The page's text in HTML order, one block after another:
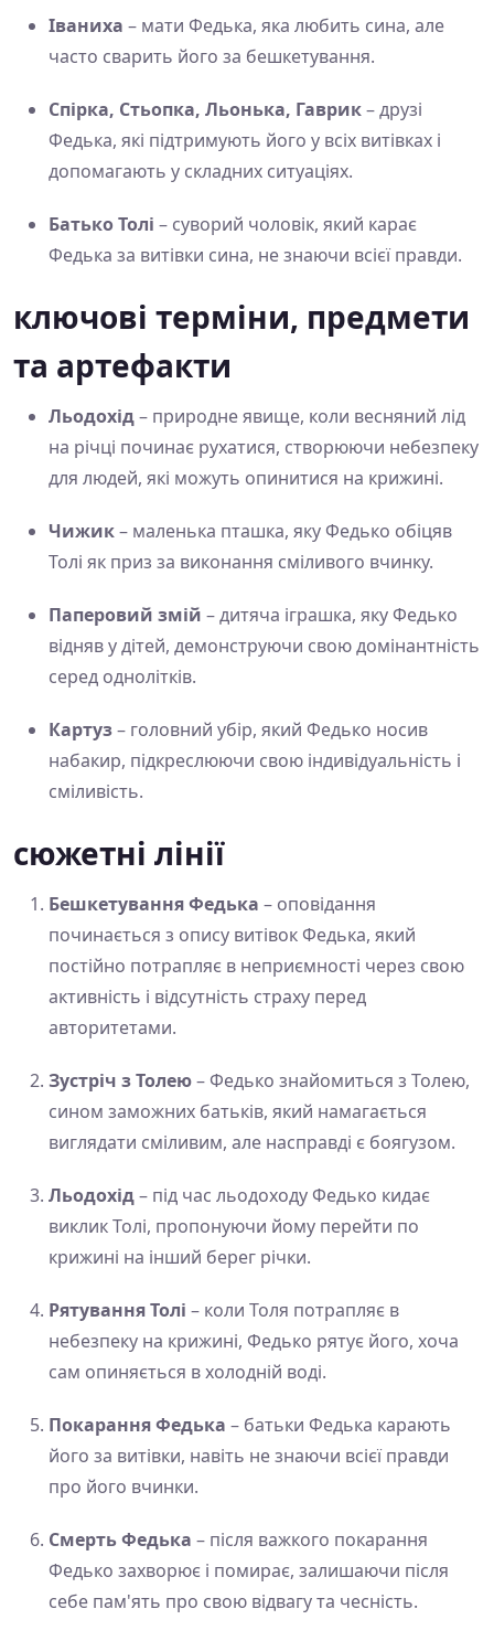
Іваниха – мати Федька, яка любить сина, але
часто сварить його за бешкетування.
Спірка, Стьопка, Льонька, Гаврик– друзі
Федька, які підтримують його у всіх витівках і
допомагають у складних ситуаціях.
Батько Толі – суворий чоловік, який карає
Федька за витівки сина, не знаючи всієї правди.
ключові терміни, предмети
та артефакти
Льодохід– природне явище, коли весняний лід
на річці починає рухатися, створюючи небезпеку
для людей, які можуть опинитися на крижині.
Чижик– маленька пташка, яку Федько обіцяв
Толі як приз за виконання сміливого вчинку.
Паперовий змій – дитяча іграшка, яку Федько
відняв у дітей, демонструючи свою домінантність
серед однолітків.
Картуз– головний убір, який Федько носив
набакир, підкреслюючи свою індивідуальність і
сміливість.
сюжетні лінії
Бешкетування Федька – оповідання
починається з опису витівок Федька, який
постійно потрапляє в неприємності через свою
активність і відсутність страху перед
авторитетами.
Зустріч з Толею– Федько знайомиться з Толею,
сином заможних батьків, який намагається
виглядати сміливим, але насправді є боягузом.
Льодохід– під час льодоходу Федько кидає
виклик Толі, пропонуючи йому перейти по
крижині на інший берег річки.
Рятування Толі – коли Толя потрапляє в
небезпеку на крижині, Федько рятує його, хоча
сам опиняється в холодній воді.
Покарання Федька – батьки Федька карають
його за витівки, навіть не знаючи всієї правди
про його вчинки.
Смерть Федька – після важкого покарання
Федько захворює і помирає, залишаючи після
себе пам'ять про свою відвагу та чесність.